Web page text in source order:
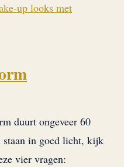
up looks met
duurt ongeveer 60
staan in goed licht, kijk
vier vragen: